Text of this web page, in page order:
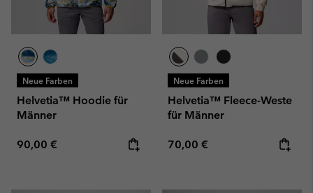
Neue Farben
Helvetia™ Hoodie für
Männer
Regular price:
90,00 €
Neue Farben
Helvetia™ Fleece-Weste
für Männer
Regular price:
70,00 €